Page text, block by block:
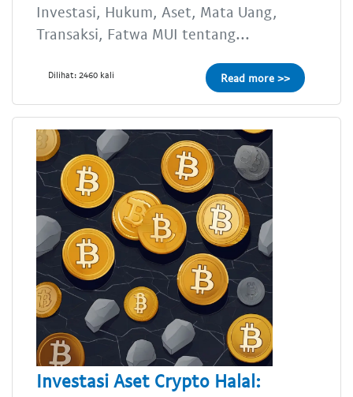
Investasi, Hukum, Aset, Mata Uang,
Transaksi, Fatwa MUI tentang...
Dilihat: 2460 kali Read more >>
Investasi Aset Crypto Halal: